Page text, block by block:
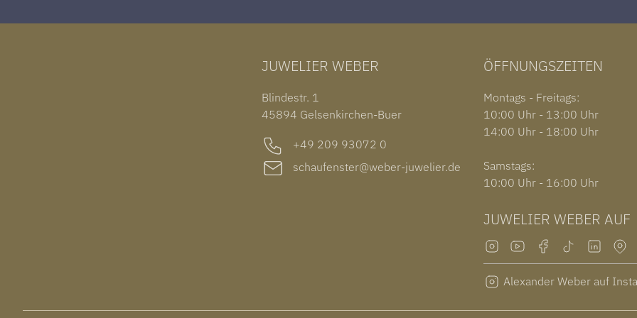
JUWELIER WEBER
Blindestr. 1
45894 Gelsenkirchen-Buer
+49 209 93072 0
schaufenster@weber-juwelier.de
ÖFFNUNGSZEITEN
Montags - Freitags:
10:00 Uhr - 13:00 Uhr
14:00 Uhr - 18:00 Uhr
Samstags:
10:00 Uhr - 16:00 Uhr
JUWELIER WEBER AUF
Alexander Weber auf